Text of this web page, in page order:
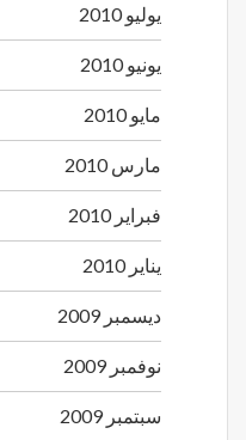
يوليو 2010
يونيو 2010
مايو 2010
مارس 2010
فبراير 2010
يناير 2010
ديسمبر 2009
نوفمبر 2009
سبتمبر 2009